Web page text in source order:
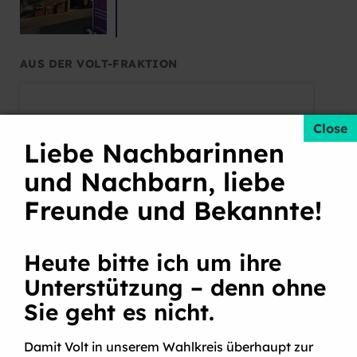
AUS DER VOLT-FRAKTION
Niederlage Vor Gericht: Volt Kritisiert
Niederlage vor Gericht: Volt kritisiert Vorgehen
bei Mindestpreisen für Mietwagen
KÖLN
Jede Unterschrift zählt – Demokratie in
Liebe Nachbarinnen
und Nachbarn, liebe
Freunde und Bekannte!
Heute bitte ich um ihre
Unterstützung – denn ohne
Sie geht es nicht.
Damit Volt in unserem Wahlkreis überhaupt zur